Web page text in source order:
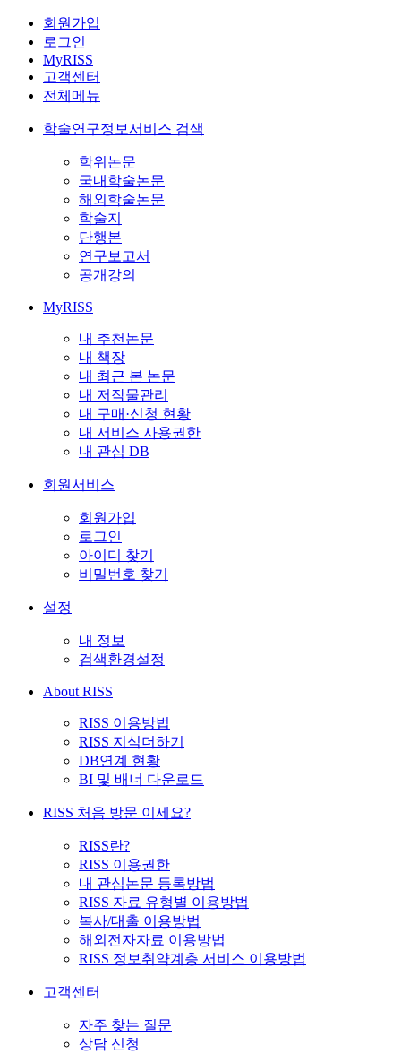
회원가입
로그인
MyRISS
고객센터
전체메뉴
학술연구정보서비스 검색
학위논문
국내학술논문
해외학술논문
학술지
단행본
연구보고서
공개강의
MyRISS
내 추천논문
내 책장
내 최근 본 논문
내 저작물관리
내 구매·신청 현황
내 서비스 사용권한
내 관심 DB
회원서비스
회원가입
로그인
아이디 찾기
비밀번호 찾기
설정
내 정보
검색환경설정
About RISS
RISS 이용방법
RISS 지식더하기
DB연계 현황
BI 및 배너 다운로드
RISS 처음 방문 이세요?
RISS란?
RISS 이용권한
내 관심논문 등록방법
RISS 자료 유형별 이용방법
복사/대출 이용방법
해외전자자료 이용방법
RISS 정보취약계층 서비스 이용방법
고객센터
자주 찾는 질문
상담 신청